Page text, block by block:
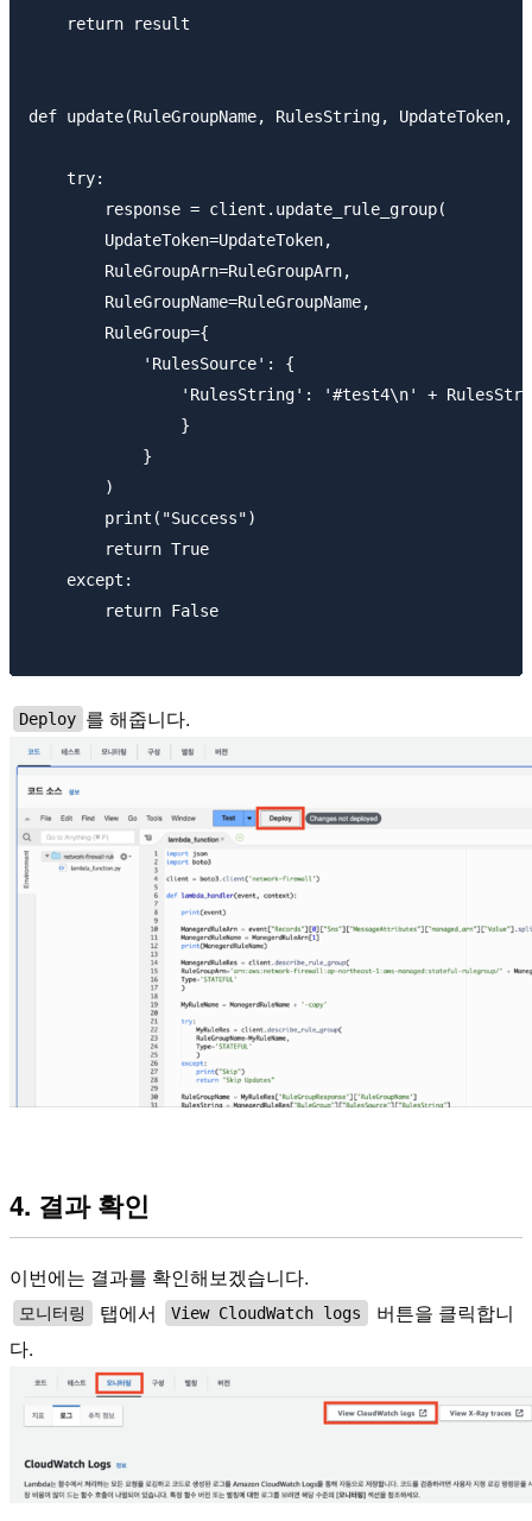
    return result
def update(RuleGroupName, RulesString, UpdateToken,
    try:
        response = client.update_rule_group(
        UpdateToken=UpdateToken,
        RuleGroupArn=RuleGroupArn,
        RuleGroupName=RuleGroupName,
        RuleGroup={
            'RulesSource': {
'RulesString': '#test4\n' +
                }
            }
        )
        print("Success")
        return True
    except:
        return False
Deploy 를 해줍니다.
4. 결과 확인
이번에는 결과를 확인해보겠습니다.
모니터링 탭에서 View CloudWatch logs
버튼을 클릭합니
다.